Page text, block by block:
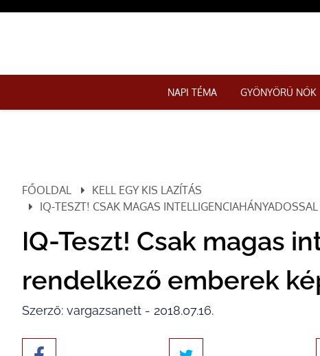
NAPI TÉMA GYÖNYÖRŰ NŐK
FŐOLDAL
KELL EGY KIS LAZÍTÁS
IQ-TESZT! CSAK MAGAS
IQ-Teszt! Csak magas
rendelkező emberek
Szerző: vargazsanett - 2018.07.16.